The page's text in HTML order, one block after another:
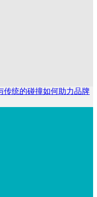
传统的碰撞如何助力品牌